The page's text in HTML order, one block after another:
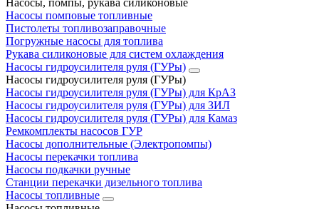
Насосы, помпы, рукава силиконовые
Насосы помповые топливные
Пистолеты топливозаправочные
Погружные насосы для топлива
Рукава силиконовые для систем охлаждения
Насосы гидроусилителя руля (ГУРы)
Насосы гидроусилителя руля (ГУРы)
Насосы гидроусилителя руля (ГУРы) для КрАЗ
Насосы гидроусилителя руля (ГУРы) для ЗИЛ
Насосы гидроусилителя руля (ГУРы) для Камаз
Ремкомплекты насосов ГУР
Насосы дополнительные (Электропомпы)
Насосы перекачки топлива
Насосы подкачки ручные
Станции перекачки дизельного топлива
Насосы топливные